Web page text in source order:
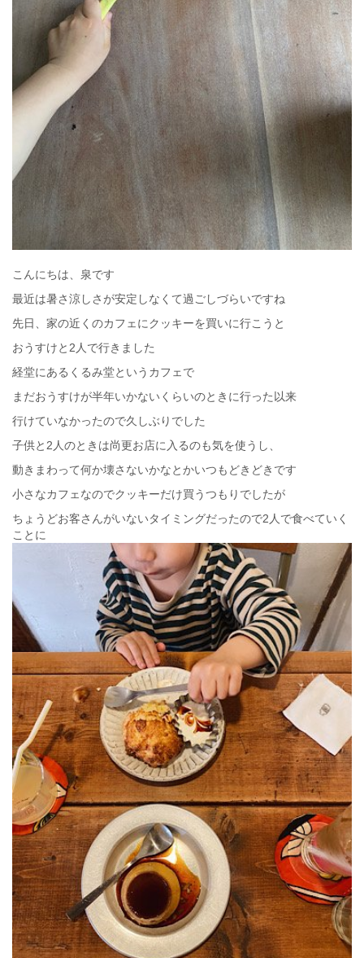
こんにちは、泉です
最近は暑さ涼しさが安定しなくて過ごしづらいですね
先日、家の近くのカフェにクッキーを買いに行こうと
おうすけと2人で行きました
経堂にあるくるみ堂というカフェで
まだおうすけが半年いかないくらいのときに行った以来
行けていなかったので久しぶりでした
子供と2人のときは尚更お店に入るのも気を使うし、
動きまわって何か壊さないかなとかいつもどきどきです
小さなカフェなのでクッキーだけ買うつもりでしたが
ちょうどお客さんがいないタイミングだったので2人で食べていく
ことに